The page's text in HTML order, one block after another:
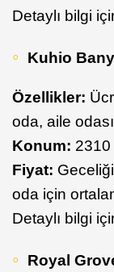
Detaylı bilgi
Kuhio
Özellikler:
oda, aile
Konum: 2310
Fiyat:
oda için
Detaylı bilgi
Royal